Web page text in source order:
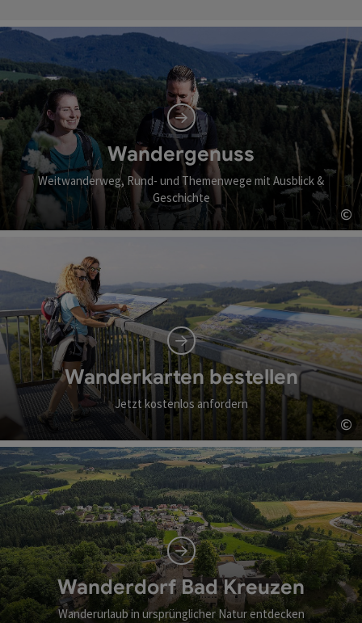
Wandergenuss
Weitwanderweg, Rund- und Themenwege mit Ausblick &
Geschichte
©
Wanderkarten bestellen
Jetzt kostenlos anfordern
©
Wanderdorf Bad Kreuzen
Wanderurlaub in ursprünglicher Natur entdecken